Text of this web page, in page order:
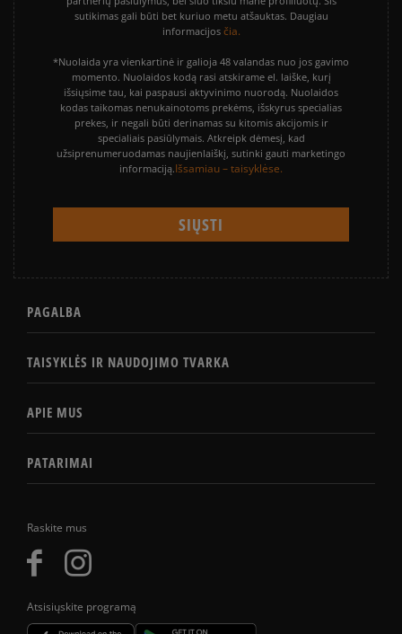
Raskite mus
Atsisiųskite programą
sutikimas gali būti bet kuriuo metu atšauktas. Daugiau
informacijos čia.
*Nuolaida yra vienkartinė ir galioja 48 valandas nuo jos gavimo
momento. Nuolaidos kodą rasi atskirame el. laiške, kurį
išsiųsime tau, kai paspausi aktyvinimo nuorodą. Nuolaidos
kodas taikomas nenukainotoms prekėms, išskyrus specialias
prekes, ir negali būti derinamas su kitomis akcijomis ir
specialiais pasiūlymais. Atkreipk dėmesį, kad
užsiprenumeruodamas naujienlaiškį, sutinki gauti marketingo
informaciją.Išsamiau – taisyklėse.
PAGALBA
TAISYKLĖS IR NAUDOJIMO TVARKA
APIE MUS
PATARIMAI